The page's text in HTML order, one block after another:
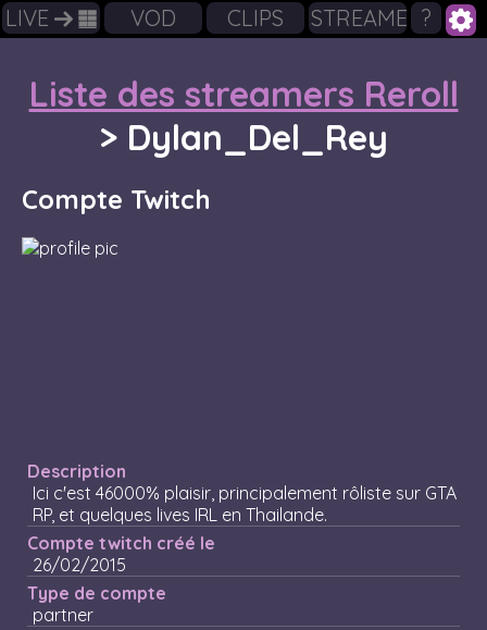
LIVE VOD CLIPS STREAMERS
?
Liste des streamers Reroll
> Dylan_Del_Rey
Compte Twitch
Description
Ici c'est 46000% plaisir, principalement rôliste sur GTA
RP, et quelques lives IRL en Thailande.
Compte twitch créé le
26/02/2015
Type de compte
partner